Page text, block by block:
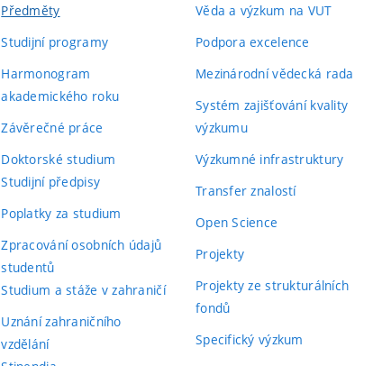
Předměty
Studijní programy
Harmonogram
akademického roku
Závěrečné práce
Doktorské studium
Studijní předpisy
Poplatky za studium
Zpracování osobních údajů
studentů
Studium a stáže v zahraničí
Uznání zahraničního
vzdělání
Věda a výzkum na VUT
Podpora excelence
Mezinárodní vědecká rada
Systém zajišťování kvality
výzkumu
Výzkumné infrastruktury
Transfer znalostí
Open Science
Projekty
Projekty ze strukturálních
fondů
Specifický výzkum